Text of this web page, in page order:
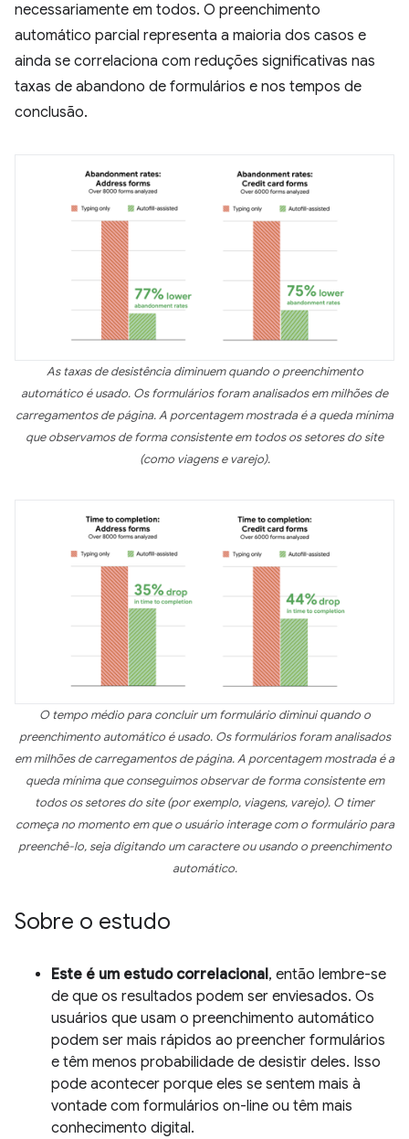
necessariamente em todos. O preenchimento
automático parcial representa a maioria dos casos e
ainda se correlaciona com reduções significativas nas
taxas de abandono de formulários e nos tempos de
conclusão.
As taxas de desistência diminuem quando o preenchimento
automático é usado. Os formulários foram analisados em milhões de
carregamentos de página. A porcentagem mostrada é a queda mínima
que observamos de forma consistente em todos os setores do site
(como viagens e varejo).
O tempo médio para concluir um formulário diminui quando o
preenchimento automático é usado. Os formulários foram analisados
em milhões de carregamentos de página. A porcentagem mostrada é a
queda mínima que conseguimos observar de forma consistente em
todos os setores do site (por exemplo, viagens, varejo). O timer
começa no momento em que o usuário interage com o formulário para
preenchê-lo, seja digitando um caractere ou usando o preenchimento
automático.
Sobre o estudo
Este é um estudo correlacional, então lembre-se
de que os resultados podem ser enviesados. Os
usuários que usam o preenchimento automático
podem ser mais rápidos ao preencher formulários
e têm menos probabilidade de desistir deles. Isso
pode acontecer porque eles se sentem mais à
vontade com formulários on-line ou têm mais
conhecimento digital.